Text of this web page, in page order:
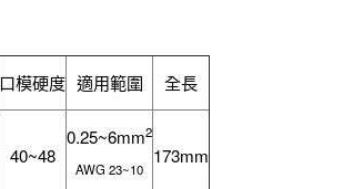
口模硬度 適用範圍 全長
40~48
0.25~6mm2
AWG 23~10
173mm